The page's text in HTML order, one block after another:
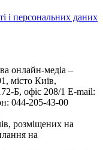
і персональних даних
онлайн-медіа –
місто Київ,
Б, офіс 208/1 E-mail:
044-205-43-00
розміщених на
на